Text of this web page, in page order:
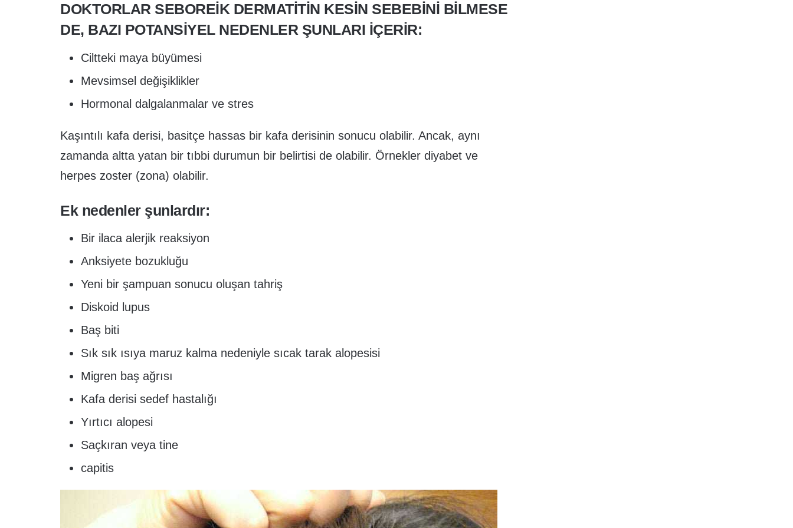
DOKTORLAR SEBOREIK DERMATITIN KESIN SEBEBINI BILMESE
DE, BAZI POTANSIYEL NEDENLER ŞUNLARI IÇERIR:
Ciltteki maya büyümesi
Mevsimsel değişiklikler
Hormonal dalgalanmalar ve stres
Kaşıntılı kafa derisi, basitçe hassas bir kafa derisinin sonucu olabilir. Ancak, aynı
zamanda altta yatan bir tıbbi durumun bir belirtisi de olabilir. Örnekler diyabet ve
herpes zoster (zona) olabilir.
Ek nedenler şunlardır:
Bir ilaca alerjik reaksiyon
Anksiyete bozukluğu
Yeni bir şampuan sonucu oluşan tahriş
Diskoid lupus
Baş biti
Sık sık ısıya maruz kalma nedeniyle sıcak tarak alopesisi
Migren baş ağrısı
Kafa derisi sedef hastalığı
Yırtıcı alopesi
Saçkıran veya tine
capitis